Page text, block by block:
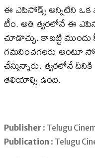
ఈ ఎపిసోడ్స్ అన్నిటిని
టీం. అతి త్వరలోనే ఈ
చూడొచ్చు. కాబట్టి
గమనించగలరు
చేస్తున్నారు. త్వరలోనే
తెలియాల్సి ఉంది.
Publisher : Telugu
Publication : Telugu